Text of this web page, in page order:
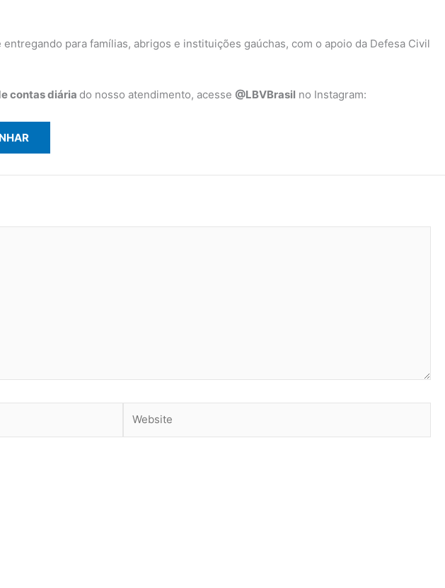
para famílias, abrigos e instituições gaúchas, com o apoio da Defesa Civil
contas diária do nosso atendimento, acesse @LBVBrasil no Instagram: